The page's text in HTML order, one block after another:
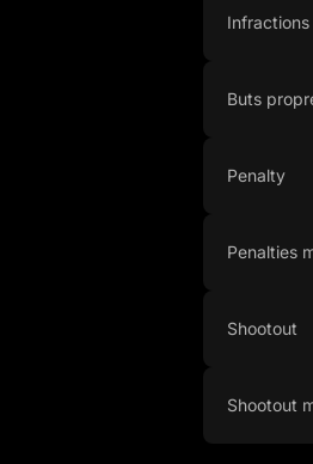
Buts
Penalty
Penalties
Shootout
Shootout